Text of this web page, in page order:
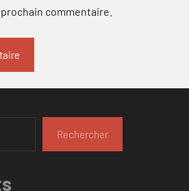
commentaire.
Rechercher